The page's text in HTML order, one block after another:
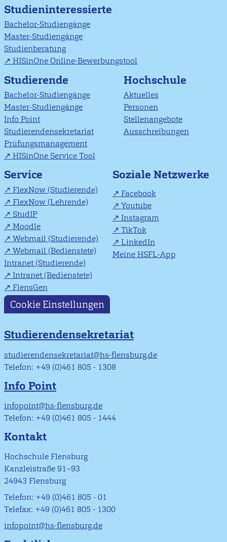
Studieninteressierte
Bachelor-Studiengänge
Master-Studiengänge
Studienberatung
HISinOne Online-Bewerbungstool
Studierende
Bachelor-Studiengänge
Master-Studiengänge
Info Point
Studierendensekretariat
Prüfungsmanagement
HISinOne Service Tool
Hochschule
Aktuelles
Personen
Stellenangebote
Ausschreibungen
Service
FlexNow (Studierende)
FlexNow (Lehrende)
StudIP
Moodle
Webmail (Studierende)
Webmail (Bedienstete)
Intranet (Studierende)
Intranet (Bedienstete)
FlensGen
Soziale Netzwerke
Facebook
Youtube
Instagram
TikTok
LinkedIn
Meine HSFL-App
Cookie Einstellungen
Studierendensekretariat
studierendensekretariat@hs-flensburg.de
Telefon: +49 (0)461 805 - 1308
Info Point
infopoint@hs-flensburg.de
Telefon: +49 (0)461 805 - 1444
Kontakt
Hochschule Flensburg
Kanzleistraße 91–93
24943 Flensburg
Telefon: +49 (0)461 805 - 01
Telefax: +49 (0)461 805 - 1300
infopoint@hs-flensburg.de